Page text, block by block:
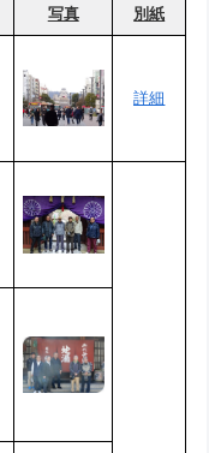
写真 別紙
詳細